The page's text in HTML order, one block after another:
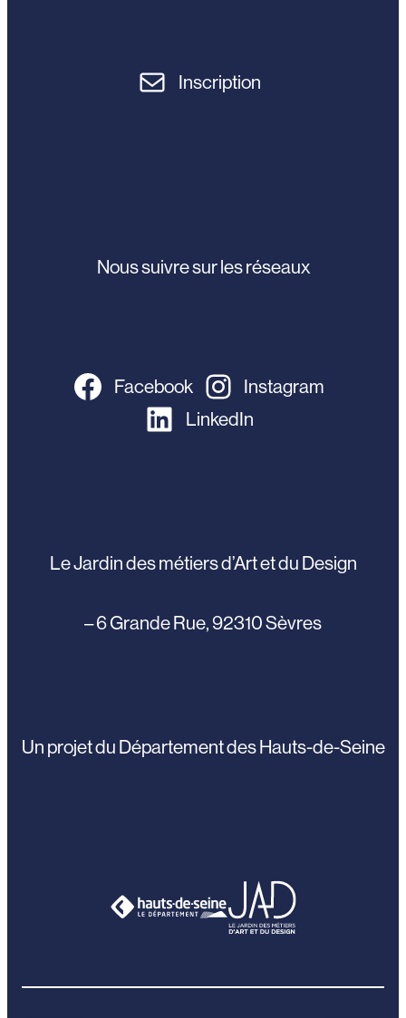
Inscription
Nous suivre sur les réseaux
Facebook
Instagram
LinkedIn
Le Jardin des métiers d’Art et du Design
– 6 Grande Rue, 92310 Sèvres
Un projet du Département des Hauts-de-Seine